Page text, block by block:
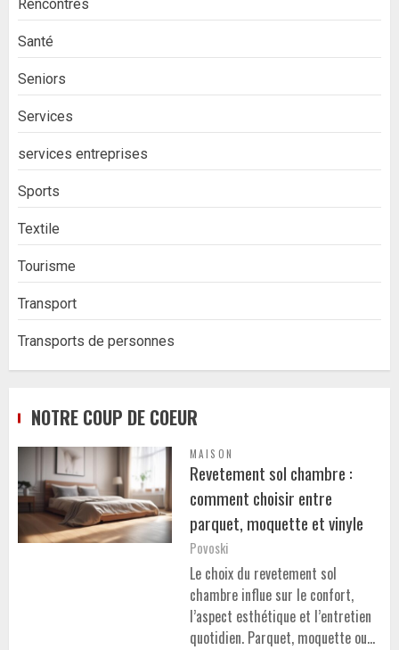
Rencontres
Santé
Seniors
Services
services entreprises
Sports
Textile
Tourisme
Transport
Transports de personnes
NOTRE COUP DE COEUR
MAISON
Revetement sol chambre :
comment choisir entre
parquet, moquette et vinyle
Povoski
Le choix du revetement sol
chambre influe sur le confort,
l’aspect esthétique et l’entretien
quotidien. Parquet, moquette ou…